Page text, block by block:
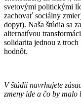
svetovými politickými
zachovať sociálny
dopyt). Naša štúdia sa
alternatívou
solidarita jednou z
hodnôt.
V štúdii navrhujete
zmeny ide a čo by malo